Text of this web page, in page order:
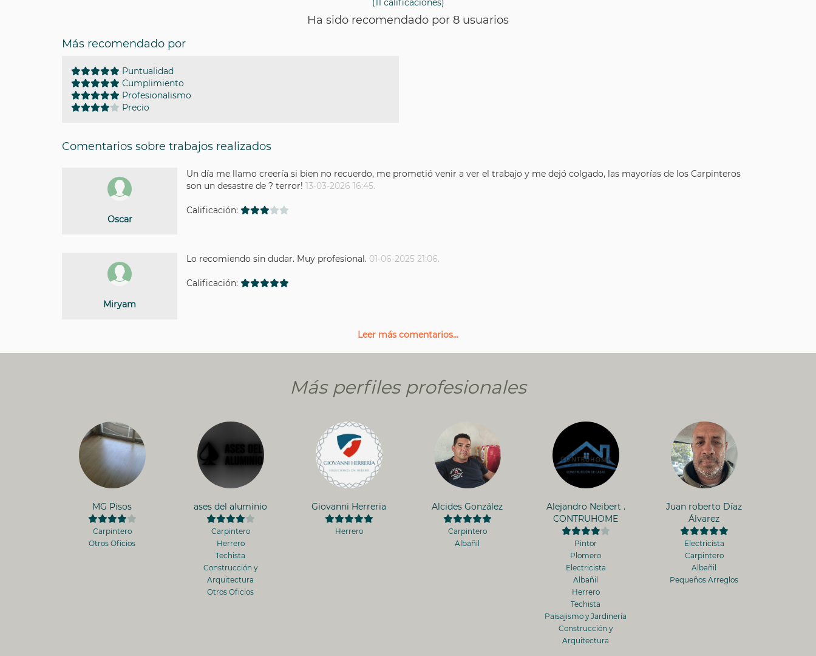
(11 calificaciones)
Ha sido recomendado por 8 usuarios
Más recomendado por
Puntualidad
Cumplimiento
Profesionalismo
Precio
Comentarios sobre trabajos realizados
Oscar
Un día me llamo creería si bien no recuerdo, me prometió venir a ver el trabajo y me dejó colgado, las mayorías de los Carpinteros
son un desastre de ? terror! 13-03-2026 16:45.
Calificación:
Miryam
Lo recomiendo sin dudar. Muy profesional. 01-06-2025 21:06.
Calificación:
Leer más comentarios...
Más perfiles profesionales
MG Pisos
Carpintero
Otros Oficios
ases del aluminio
Carpintero
Herrero
Techista
Construcción y
Arquitectura
Otros Oficios
Giovanni Herreria
Herrero
Alcides González
Carpintero
Albañil
Alejandro Neibert .
CONTRUHOME
Pintor
Plomero
Electricista
Albañil
Herrero
Techista
Paisajismo y Jardinería
Construcción y
Arquitectura
Juan roberto Díaz
Álvarez
Electricista
Carpintero
Albañil
Pequeños Arreglos